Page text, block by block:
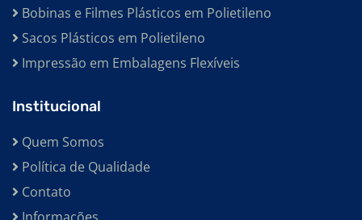
Bobinas e Filmes Plásticos em Polietileno
Sacos Plásticos em Polietileno
Impressão em Embalagens Flexíveis
Institucional
Quem Somos
Política de Qualidade
Contato